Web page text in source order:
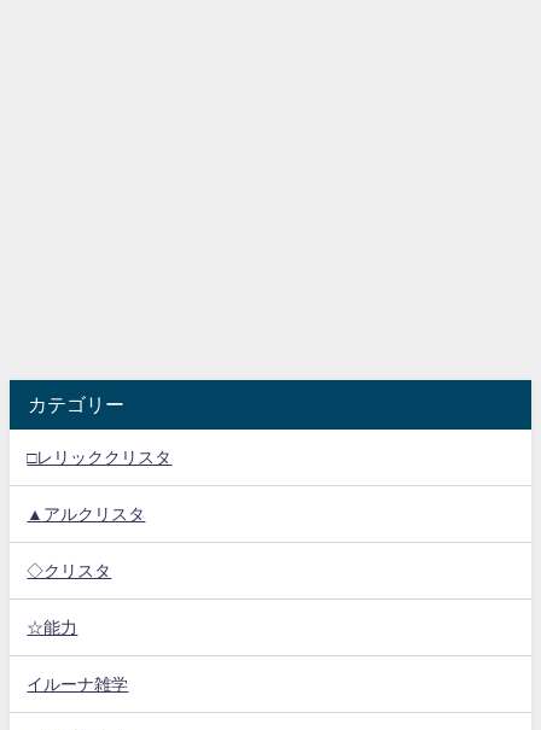
カテゴリー
□レリッククリスタ
▲アルクリスタ
◇クリスタ
☆能力
イルーナ雑学